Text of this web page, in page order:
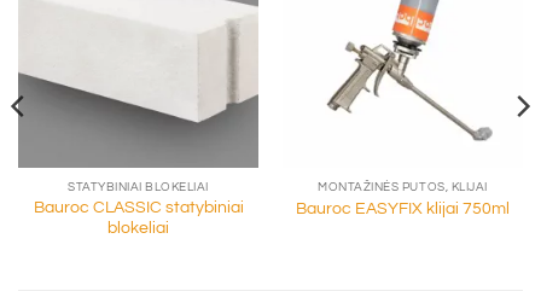
STATYBINIAI BLOKELIAI
Bauroc CLASSIC statybiniai
blokeliai
MONTAŽINĖS PUTOS, KLIJAI
Bauroc EASYFIX klijai 750ml